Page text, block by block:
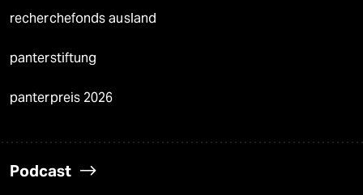
recherchefonds ausland
panterstiftung
panterpreis 2026
Podcast